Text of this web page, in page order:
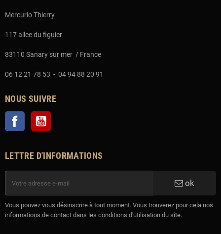
Mercurio Thierry
117 allee du figuier
83110 Sanary sur mer / France
06 12 21 78 53 - 04 94 88 20 91
NOUS SUIVRE
Facebook
LETTRE D'INFORMATIONS
ok
Vous pouvez vous désinscrire à tout moment. Vous trouverez pour cela nos
informations de contact dans les conditions d'utilisation du site.